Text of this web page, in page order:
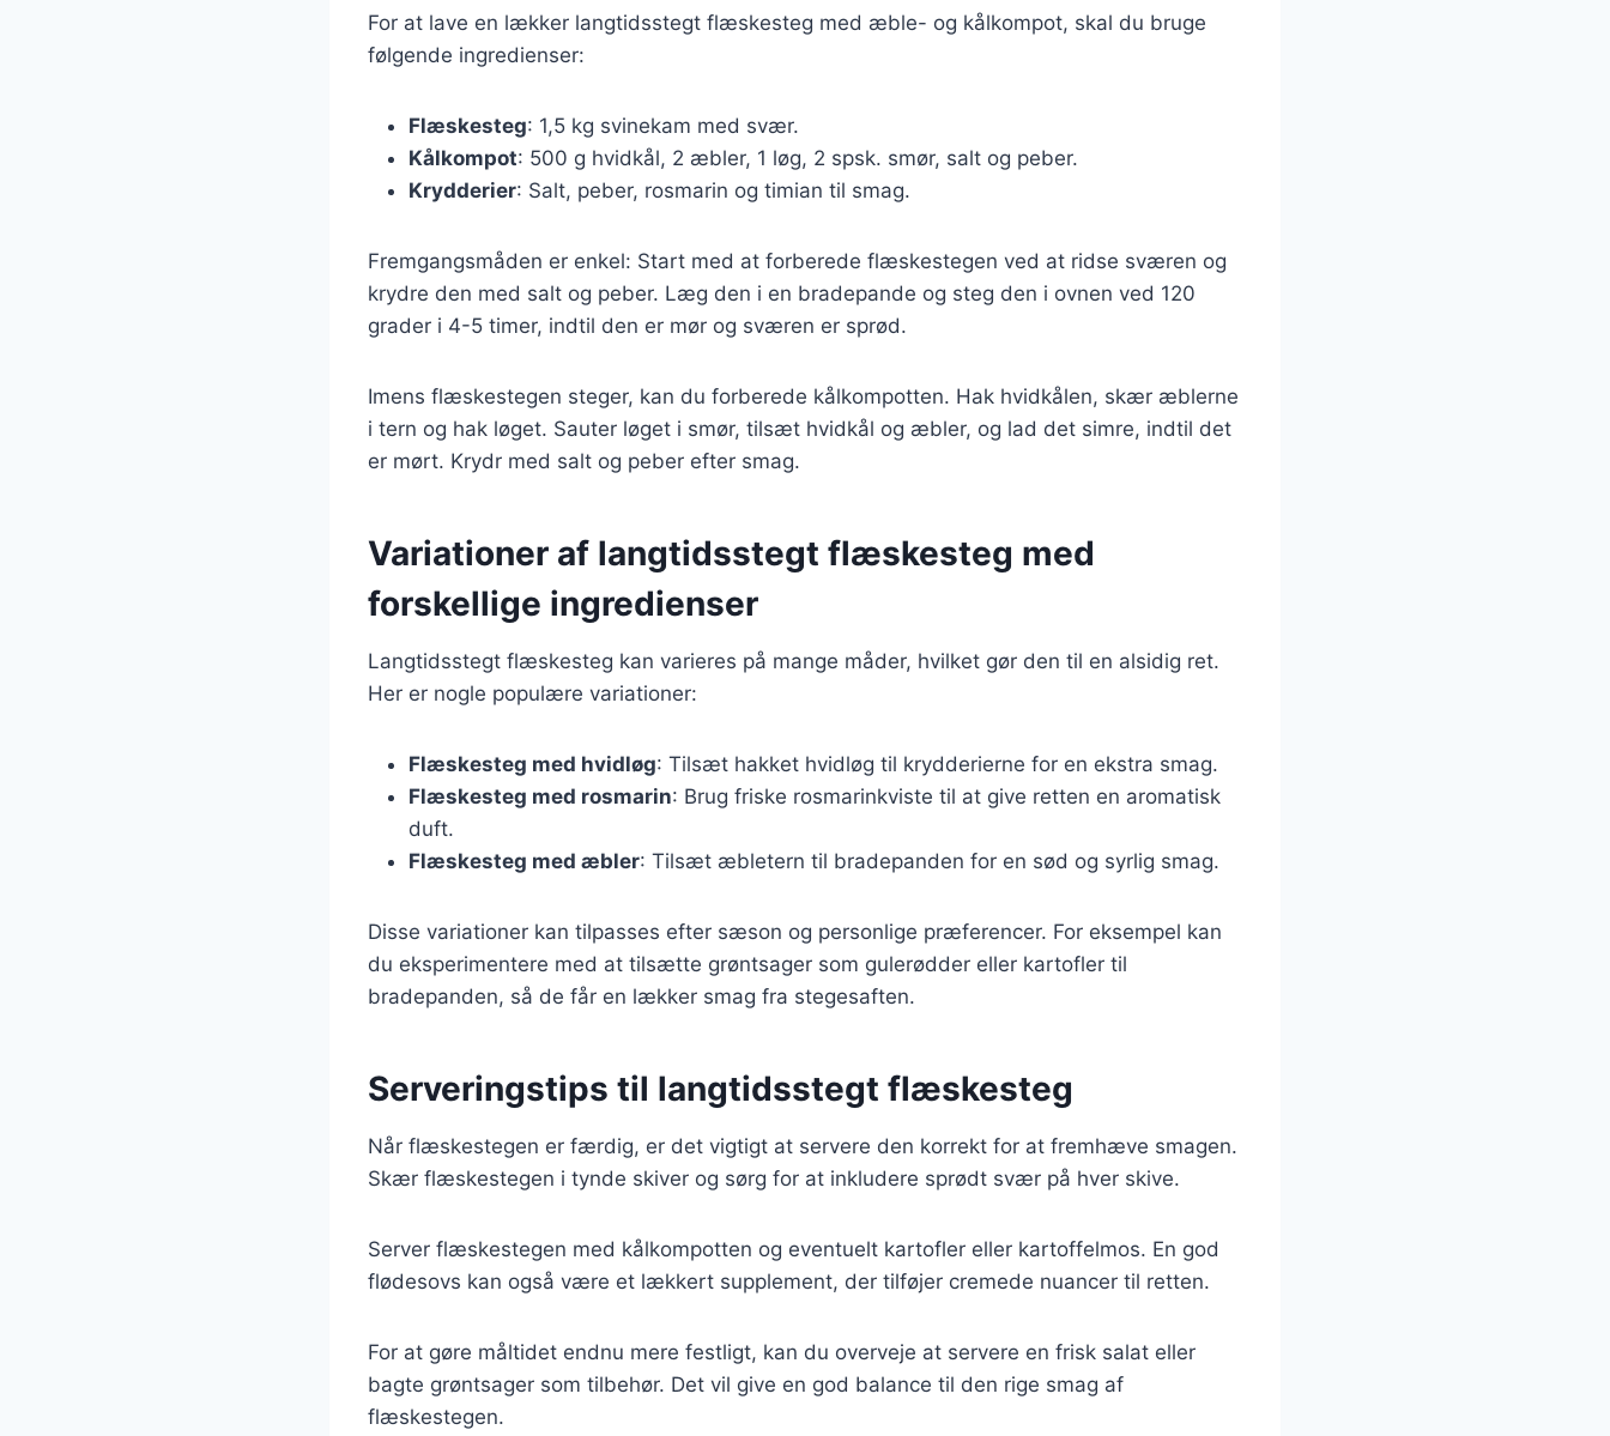
For at lave en lækker langtidsstegt flæskesteg med æble- og kålkompot, skal du bruge
følgende ingredienser:
Flæskesteg: 1,5 kg svinekam med svær.
Kålkompot: 500 g hvidkål, 2 æbler, 1 løg, 2 spsk. smør, salt og peber.
Krydderier: Salt, peber, rosmarin og timian til smag.
Fremgangsmåden er enkel: Start med at forberede flæskestegen ved at ridse sværen og
krydre den med salt og peber. Læg den i en bradepande og steg den i ovnen ved 120
grader i 4-5 timer, indtil den er mør og sværen er sprød.
Imens flæskestegen steger, kan du forberede kålkompotten. Hak hvidkålen, skær æblerne
i tern og hak løget. Sauter løget i smør, tilsæt hvidkål og æbler, og lad det simre, indtil det
er mørt. Krydr med salt og peber efter smag.
Variationer af langtidsstegt flæskesteg med
forskellige ingredienser
Langtidsstegt flæskesteg kan varieres på mange måder, hvilket gør den til en alsidig ret.
Her er nogle populære variationer:
Flæskesteg med hvidløg: Tilsæt hakket hvidløg til krydderierne for en ekstra smag.
Flæskesteg med rosmarin: Brug friske rosmarinkviste til at give retten en aromatisk
duft.
Flæskesteg med æbler: Tilsæt æbletern til bradepanden for en sød og syrlig smag.
Disse variationer kan tilpasses efter sæson og personlige præferencer. For eksempel kan
du eksperimentere med at tilsætte grøntsager som gulerødder eller kartofler til
bradepanden, så de får en lækker smag fra stegesaften.
Serveringstips til langtidsstegt flæskesteg
Når flæskestegen er færdig, er det vigtigt at servere den korrekt for at fremhæve smagen.
Skær flæskestegen i tynde skiver og sørg for at inkludere sprødt svær på hver skive.
Server flæskestegen med kålkompotten og eventuelt kartofler eller kartoffelmos. En god
flødesovs kan også være et lækkert supplement, der tilføjer cremede nuancer til retten.
For at gøre måltidet endnu mere festligt, kan du overveje at servere en frisk salat eller
bagte grøntsager som tilbehør. Det vil give en god balance til den rige smag af
flæskestegen.